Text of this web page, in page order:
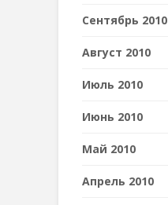
Сентябрь 2010
Август 2010
Июль 2010
Июнь 2010
Май 2010
Апрель 2010